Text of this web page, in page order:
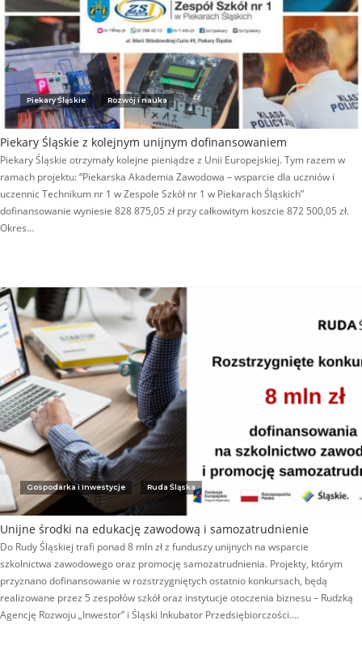
Piekary Śląskie Rozwój i nauka
Piekary Śląskie z kolejnym unijnym dofinansowaniem
Piekary Śląskie otrzymały kolejne pieniądze z Unii Europejskiej. Tym razem w
ramach projektu: “Piekarska Akademia Zawodowa – wsparcie dla uczniów i
uczennic Technikum nr 1 w Zespole Szkół nr 1 w Piekarach Śląskich”
dofinansowanie wyniesie 828 875,05 zł przy całkowitym koszcie 872 500,05 zł.
Okres…
Gospodarka i Inwestycje Ruda Śląska
Unijne środki na edukację zawodową i samozatrudnienie
Do Rudy Śląskiej trafi ponad 8 mln zł z funduszy unijnych na wsparcie
szkolnictwa zawodowego oraz promocję samozatrudnienia. Projekty, którym
przyznano dofinansowanie w rozstrzygniętych ostatnio konkursach, będą
realizowane przez 5 zespołów szkół oraz instytucje otoczenia biznesu – Rudzką
Agencję Rozwoju „Inwestor” i Śląski Inkubator Przedsiębiorczości….